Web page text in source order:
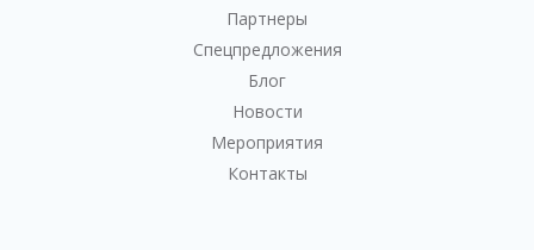
Партнеры
Спецпредложения
Блог
Новости
Мероприятия
Контакты